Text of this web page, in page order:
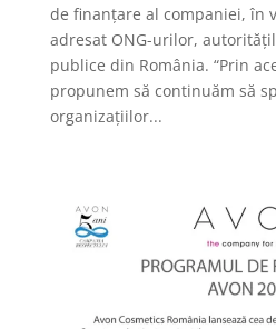
de finanțare al companiei, în
adresat ONG-urilor,
publice din România. “Prin
propunem să continuăm să
organizațiilor...